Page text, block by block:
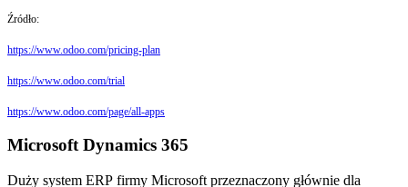
Źródło:
https://www.odoo.com/pricing-plan
https://www.odoo.com/trial
https://www.odoo.com/page/all-apps
Microsoft Dynamics 365
Duży system ERP firmy Microsoft przeznaczony głównie dla